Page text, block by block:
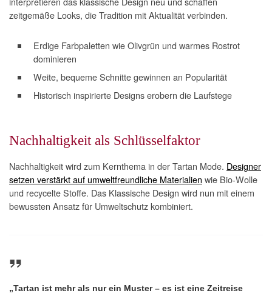
zeitgemäße Looks, die Tradition mit Aktualität verbinden.
Erdige Farbpaletten wie Olivgrün und warmes Rostrot
dominieren
Weite, bequeme Schnitte gewinnen an Popularität
Historisch inspirierte Designs erobern die Laufstege
Nachhaltigkeit als Schlüsselfaktor
Nachhaltigkeit wird zum Kernthema in der Tartan Mode. Designer
setzen verstärkt auf umweltfreundliche Materialien wie Bio-Wolle
und recycelte Stoffe. Das Klassische Design wird nun mit einem
bewussten Ansatz für Umweltschutz kombiniert.
„Tartan ist mehr als nur ein Muster – es ist eine Zeitreise